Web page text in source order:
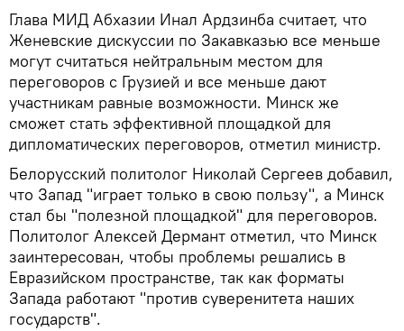
Глава МИД Абхазии Инал Ардзинба считает, что
Женевские дискуссии по Закавказью все меньше
могут считаться нейтральным местом для
переговоров с Грузией и все меньше дают
участникам равные возможности. Минск же
сможет стать эффективной площадкой для
дипломатических переговоров, отметил министр.
Белорусский политолог Николай Сергеев добавил,
что Запад "играет только в свою пользу", а Минск
стал бы "полезной площадкой" для переговоров.
Политолог Алексей Дермант отметил, что Минск
заинтересован, чтобы проблемы решались в
Евразийском пространстве, так как форматы
Запада работают "против суверенитета наших
государств".